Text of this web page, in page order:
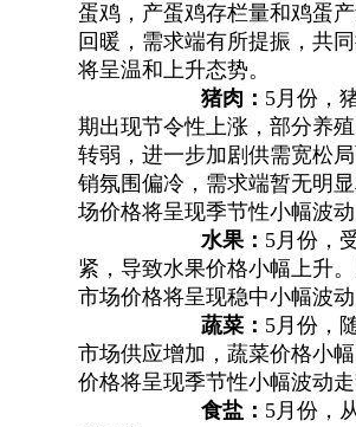
蛋鸡 ， 产蛋鸡存栏量和鸡蛋
回暖，需求端有所提振 ， 共
将呈温和上升态势。
‌猪肉： 5月份 ，
期出现节令性上涨，部分养
转弱 ， 进一步加剧供需宽松
销氛围偏冷，需求端暂无明
场价格将呈现季节性小幅波动
水果： 5月份 ，
紧 ， 导致水果价格小幅上升
市场价格将呈现稳中小幅波
蔬菜： 5月份 ，
市场供应增加，蔬菜价格小
价格将呈现季节性小幅波动走
食盐： 5月份 ，